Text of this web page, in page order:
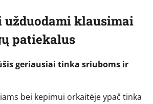
užduodami klausimai
patiekalus
geriausiai tinka sriuboms ir
bei kepimui orkaitėje ypač tinka